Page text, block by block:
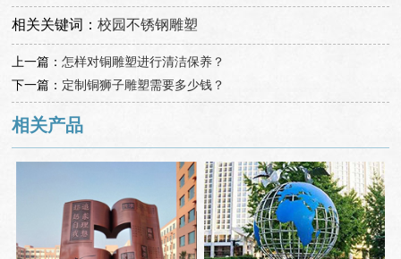
相关关键词：校园不锈钢雕塑
上一篇：怎样对铜雕塑进行清洁保养？
下一篇： 定制铜狮子雕塑需要多少钱？
相关产品